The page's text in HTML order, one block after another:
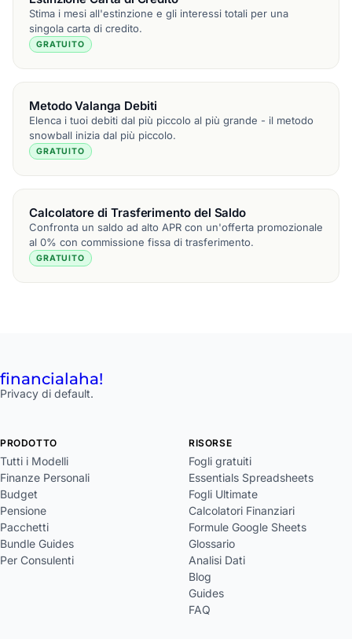
Stima i mesi all'estinzione e gli interessi totali per una
singola carta di credito.
GRATUITO
Metodo Valanga Debiti
Elenca i tuoi debiti dal più piccolo al più grande - il metodo
snowball inizia dal più piccolo.
GRATUITO
Calcolatore di Trasferimento del Saldo
Confronta un saldo ad alto APR con un'offerta promozionale
al 0% con commissione fissa di trasferimento.
GRATUITO
financialaha!
Privacy di default.
PRODOTTO
Tutti i Modelli
Finanze Personali
Budget
Pensione
Pacchetti
Bundle Guides
Per Consulenti
RISORSE
Fogli gratuiti
Essentials Spreadsheets
Fogli Ultimate
Calcolatori Finanziari
Formule Google Sheets
Glossario
Analisi Dati
Blog
Guides
FAQ